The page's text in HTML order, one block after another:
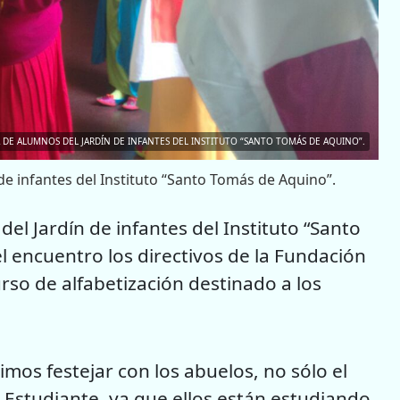
ALUMNOS DEL JARDÍN DE INFANTES DEL INSTITUTO “SANTO TOMÁS DE AQUINO”.
infantes del Instituto “Santo Tomás de Aquino”.
Jardín de infantes del Instituto “Santo
encuentro los directivos de la Fundación
de alfabetización destinado a los
festejar con los abuelos, no sólo el